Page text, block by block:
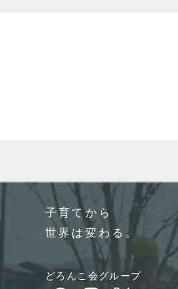
When autocomplete
子育てから
世界は変わる。
どろんこ会グループ